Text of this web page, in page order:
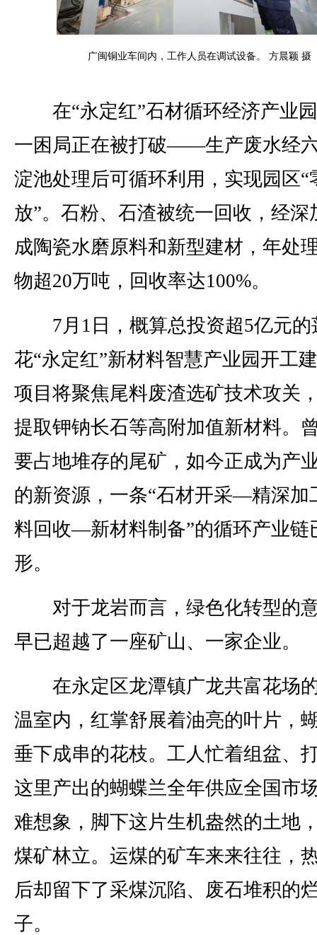
广闽铜业车间内，工作人员在调试设备。 方晨颖 摄
在“永定红”石材循环经济产业
一困局正在被打破——生产废水经
淀池处理后可循环利用，实现园区“
放”。石粉、石渣被统一回收，经深
成陶瓷水磨原料和新型建材，年处
物超20万吨，回收率达100%。
7月1日，概算总投资超5亿元的
花“永定红”新材料智慧产业园开工
项目将聚焦尾料废渣选矿技术攻关
提取钾钠长石等高附加值新材料。
要占地堆存的尾矿，如今正成为产
的新资源，一条“石材开采—精深
料回收—新材料制备”的循环产业链
形。
对于龙岩而言，绿色化转型的
早已超越了一座矿山、一家企业。
在永定区龙潭镇广龙共富花场
温室内，红掌舒展着油亮的叶片，
垂下成串的花枝。工人忙着组盆、
这里产出的蝴蝶兰全年供应全国市
难想象，脚下这片生机盎然的土地
煤矿林立。运煤的矿车来来往往，
后却留下了采煤沉陷、废石堆积的
子。